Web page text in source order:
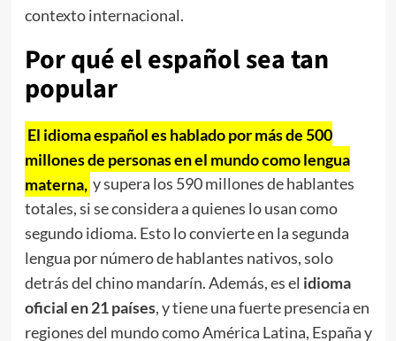
contexto internacional.
Por qué el español sea tan
popular
El idioma español es hablado por más de 500
millones de personas en el mundo como lengua
materna, y supera los 590 millones de hablantes
totales, si se considera a quienes lo usan como
segundo idioma. Esto lo convierte en la segunda
lengua por número de hablantes nativos, solo
detrás del chino mandarín. Además, es el idioma
oficial en 21 países, y tiene una fuerte presencia en
regiones del mundo como América Latina, España y